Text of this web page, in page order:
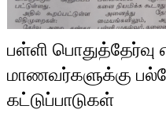
பள்ளி பொதுத்தேர்வு
மாணவர்களுக்கு
கட்டுப்பாடுகள்